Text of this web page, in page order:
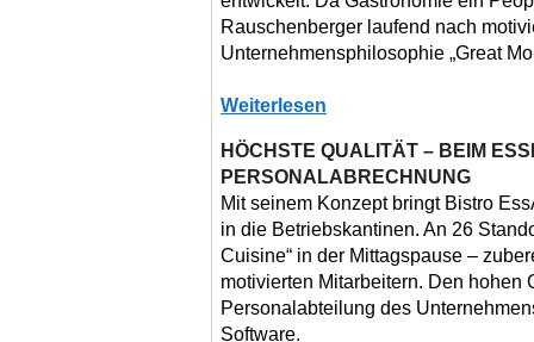
Rauschenberger laufend nach
Unternehmensphilosophie „Great
Weiterlesen
HÖCHSTE QUALITÄT – BEIM
PERSONALABRECHNUNG
Mit seinem Konzept bringt Bistro
in die Betriebskantinen. An 26
Cuisine“ in der Mittagspause –
motivierten Mitarbeitern. Den hohen
Personalabteilung des
Software.